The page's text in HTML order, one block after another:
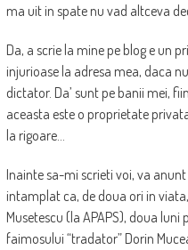
ma uit in spate nu vad altceva
Da, a scrie la mine pe blog e un
injurioase la adresa mea, daca
dictator. Da’ sunt pe banii mei,
aceasta este o proprietate
la rigoare…
Inainte sa-mi scrieti voi, va
intamplat ca, de doua ori in
Musetescu (la APAPS), doua luni
faimosului “tradator” Dorin